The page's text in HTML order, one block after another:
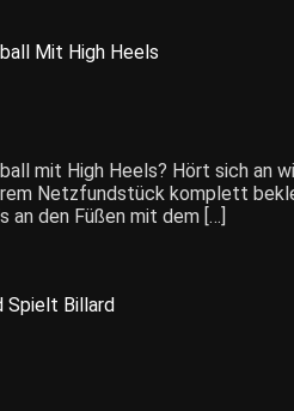
Mit High Heels
mit High Heels? Hört sich an
Netzfundstück komplett
an den Füßen mit dem […]
Spielt Billard